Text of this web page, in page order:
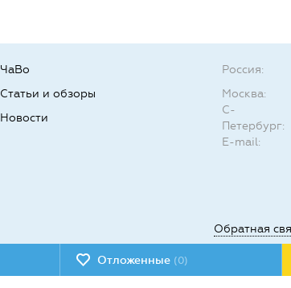
ЧаВо
Статьи и обзоры
Новости
Россия:
Москва:
С-
Петербург:
E-mail:
Обратная
Отложенные (0)